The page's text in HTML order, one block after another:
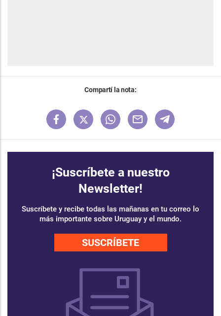
Compartí la nota:
¡Suscríbete a nuestro
Newsletter!
Suscríbete y recibe todas las mañanas en tu correo lo
más importante sobre Uruguay y el mundo.
SUSCRÍBETE